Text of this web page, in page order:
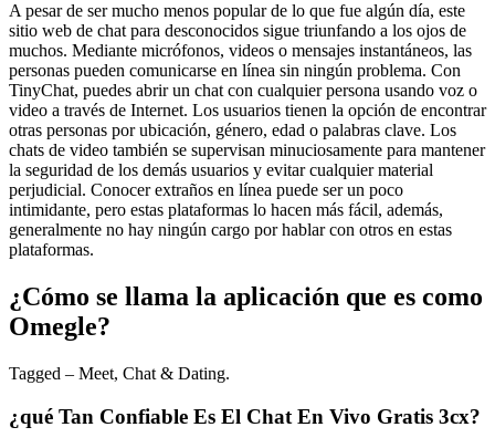
A pesar de ser mucho menos popular de lo que fue algún día, este
sitio web de chat para desconocidos sigue triunfando a los ojos de
muchos. Mediante micrófonos, videos o mensajes instantáneos, las
personas pueden comunicarse en línea sin ningún problema. Con
TinyChat, puedes abrir un chat con cualquier persona usando voz o
video a través de Internet. Los usuarios tienen la opción de encontrar
otras personas por ubicación, género, edad o palabras clave. Los
chats de video también se supervisan minuciosamente para mantener
la seguridad de los demás usuarios y evitar cualquier material
perjudicial. Conocer extraños en línea puede ser un poco
intimidante, pero estas plataformas lo hacen más fácil, además,
generalmente no hay ningún cargo por hablar con otros en estas
plataformas.
¿Cómo se llama la aplicación que es como
Omegle?
Tagged – Meet, Chat & Dating.
¿qué Tan Confiable Es El Chat En Vivo Gratis 3cx?